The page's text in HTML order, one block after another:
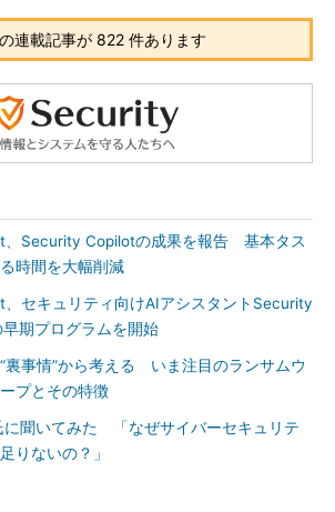
連載記事が 822 件あります
、Security Copilotの成果を報告 基本タス
時間を大幅削減
セキュリティ向けAIアシスタントSecurity
期プログラムを開始
裏事情”から考える いま注目のランサムウ
プとその特徴
に聞いてみた 「なぜサイバーセキュリテ
りないの？」